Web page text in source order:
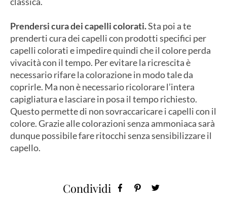
Prendersi cura dei capelli colorati.Sta poi a te
prenderti cura dei capelli con prodotti specifici per
capelli colorati e impedire quindi che il colore perda
vivacità con il tempo. Per evitare la ricrescita è
necessario rifare la colorazione in modo tale da
coprirle. Ma non è necessario ricolorare l’intera
capigliatura e lasciare in posa il tempo richiesto.
Questo permette di non sovraccaricare i capelli con il
colore. Grazie alle colorazioni senza ammoniaca sarà
dunque possibile fare ritocchi senza sensibilizzare il
capello.
Condividi